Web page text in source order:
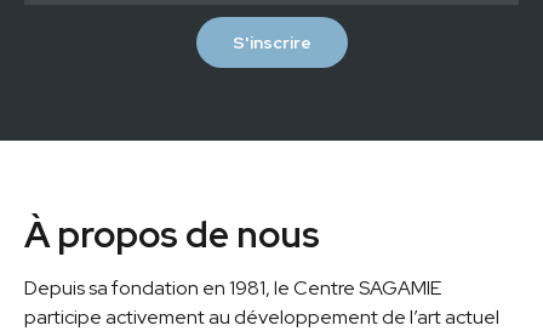
À propos de nous
Depuis sa fondation en 1981, le Centre SAGAMIE
participe activement au développement de l’art actuel